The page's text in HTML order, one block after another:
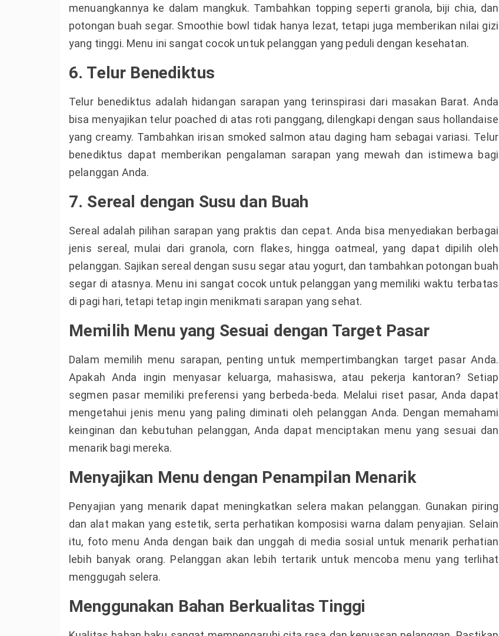
menuangkannya ke dalam mangkuk. Tambahkan topping seperti granola, biji chia, dan
potongan buah segar. Smoothie bowl tidak hanya lezat, tetapi juga memberikan nilai gizi
yang tinggi. Menu ini sangat cocok untuk pelanggan yang peduli dengan kesehatan.
6. Telur Benediktus
Telur benediktus adalah hidangan sarapan yang terinspirasi dari masakan Barat. Anda
bisa menyajikan telur poached di atas roti panggang, dilengkapi dengan saus hollandaise
yang creamy. Tambahkan irisan smoked salmon atau daging ham sebagai variasi. Telur
benediktus dapat memberikan pengalaman sarapan yang mewah dan istimewa bagi
pelanggan Anda.
7. Sereal dengan Susu dan Buah
Sereal adalah pilihan sarapan yang praktis dan cepat. Anda bisa menyediakan berbagai
jenis sereal, mulai dari granola, corn flakes, hingga oatmeal, yang dapat dipilih oleh
pelanggan. Sajikan sereal dengan susu segar atau yogurt, dan tambahkan potongan buah
segar di atasnya. Menu ini sangat cocok untuk pelanggan yang memiliki waktu terbatas
di pagi hari, tetapi tetap ingin menikmati sarapan yang sehat.
Memilih Menu yang Sesuai dengan Target Pasar
Dalam memilih menu sarapan, penting untuk mempertimbangkan target pasar Anda.
Apakah Anda ingin menyasar keluarga, mahasiswa, atau pekerja kantoran? Setiap
segmen pasar memiliki preferensi yang berbeda-beda. Melalui riset pasar, Anda dapat
mengetahui jenis menu yang paling diminati oleh pelanggan Anda. Dengan memahami
keinginan dan kebutuhan pelanggan, Anda dapat menciptakan menu yang sesuai dan
menarik bagi mereka.
Menyajikan Menu dengan Penampilan Menarik
Penyajian yang menarik dapat meningkatkan selera makan pelanggan. Gunakan piring
dan alat makan yang estetik, serta perhatikan komposisi warna dalam penyajian. Selain
itu, foto menu Anda dengan baik dan unggah di media sosial untuk menarik perhatian
lebih banyak orang. Pelanggan akan lebih tertarik untuk mencoba menu yang terlihat
menggugah selera.
Menggunakan Bahan Berkualitas Tinggi